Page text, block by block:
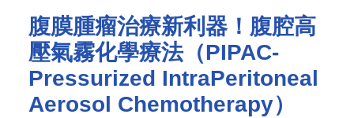
腹膜腫瘤治療新利器！腹腔高
壓氣霧化學療法（PIPAC-
Pressurized IntraPeritoneal
Aerosol Chemotherapy）